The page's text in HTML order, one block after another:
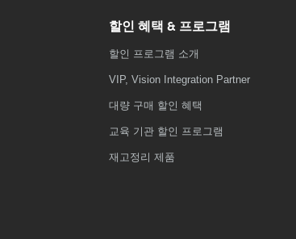
할인 혜택 & 프로그램
할인 프로그램 소개
VIP, Vision Integration Partner
대량 구매 할인 혜택
교육 기관 할인 프로그램
재고정리 제품